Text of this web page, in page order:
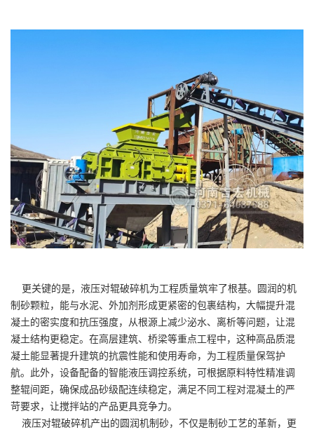
更关键的是，液压对辊破碎机为工程质量筑牢了根基。圆润的机
制砂颗粒，能与水泥、外加剂形成更紧密的包裹结构，大幅提升混
凝土的密实度和抗压强度，从根源上减少泌水、离析等问题，让混
凝土结构更稳定。在高层建筑、桥梁等重点工程中，这种高品质混
凝土能显著提升建筑的抗震性能和使用寿命，为工程质量保驾护
航。此外，设备配备的智能液压调控系统，可根据原料特性精准调
整辊间距，确保成品砂级配连续稳定，满足不同工程对混凝土的严
苛要求，让搅拌站的产品更具竞争力。
液压对辊破碎机产出的圆润机制砂，不仅是制砂工艺的革新，更